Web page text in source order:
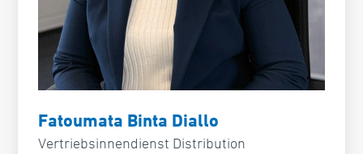
Fatoumata Binta Diallo
Vertriebsinnendienst Distribution